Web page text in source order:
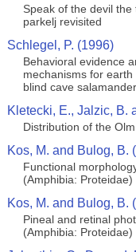
Speak of the devil
parkelj revisited
Schlegel, P. (1996)
Behavioral evidence
mechanisms for
blind cave
Kletecki, E., Jalzic, B.
Distribution of the
Kos, M. and Bulog, B.
Functional
(Amphibia: Proteidae)
Kos, M. and Bulog, B.
Pineal and retinal
(Amphibia: Proteidae)